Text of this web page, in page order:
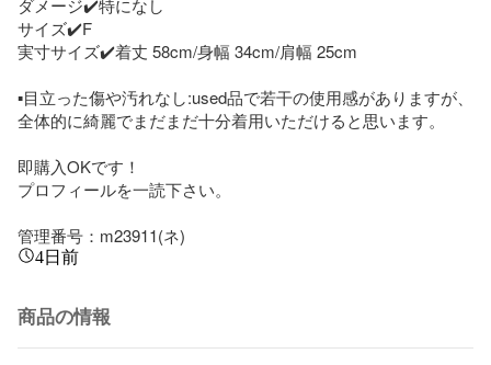
サイズ✔️F
実寸サイズ✔️着丈 58cm/身幅 34cm/肩幅 25cm
▪️目立った傷や汚れなし:used品で若干の使用感がありますが、
全体的に綺麗でまだまだ十分着用いただけると思います。
即購入OKです！
プロフィールを一読下さい。
管理番号：m23911(ネ)
4日前
商品の情報